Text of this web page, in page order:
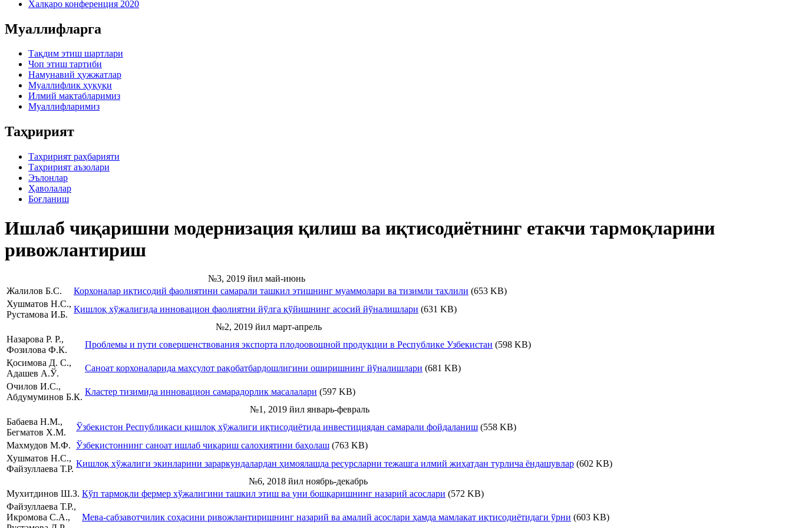
Халқаро конференция 2020
Муаллифларга
Тақдим этиш шартлари
Чоп этиш тартиби
Намунавий ҳужжатлар
Муаллифлик ҳуқуқи
Илмий мактабларимиз
Муаллифларимиз
Таҳририят
Таҳририят раҳбарияти
Таҳририят аъзолари
Эълонлар
Ҳаволалар
Боғланиш
Ишлаб чиқаришни модернизация қилиш ва иқтисодиётнинг етакчи тармоқларини
ривожлантириш
№3, 2019 йил май-июнь
Жалилов Б.С.
Корхоналар иқтисодий фаолиятини самарали ташкил этишнинг муаммолари ва тизимли таҳлили (653 KB)
Хушматов Н.С.,
Рустамова И.Б.
Қишлоқ хўжалигида инновацион фаолиятни йўлга қўйишнинг асосий йўналишлари (631 KB)
№2, 2019 йил март-апрель
Назарова Р. Р.,
Фозилова Ф.К.
Проблемы и пути совершенствования экспорта плодоовощной продукции в Республике Узбекистан (598 KB)
Қосимова Д. С.,
Адашев А.Ў.
Саноат корхоналарида маҳсулот рақобатбардошлигини оширишнинг йўналишлари (681 KB)
Очилов И.С.,
Абдумуминов Б.К.
Кластер тизимида инновацион самарадорлик масалалари (597 KB)
№1, 2019 йил январь-февраль
Бабаева Н.М.,
Бегматов Х.М.
Ўзбекистон Республикаси қишлоқ хўжалиги иқтисодиётида инвестициядан самарали фойдаланиш (558 KB)
Махмудов М.Ф. Ўзбекистоннинг саноат ишлаб чиқариш салоҳиятини баҳолаш (763 KB)
Хушматов Н.С.,
Файзуллаева Т.Р.
Қишлоқ хўжалиги экинларини зараркундалардан ҳимоялашда ресурсларни тежашга илмий жиҳатдан турлича ёндашувлар (602 KB)
№6, 2018 йил ноябрь-декабрь
Мухитдинов Ш.З. Кўп тармоқли фермер хўжалигини ташкил этиш ва уни бошқаришнинг назарий асослари (572 KB)
Файзуллаева Т.Р.,
Икромова С.А.,
Мева-сабзавотчилик соҳасини ривожлантиришнинг назарий ва амалий асослари ҳамда мамлакат иқтисодиётидаги ўрни (603 KB)